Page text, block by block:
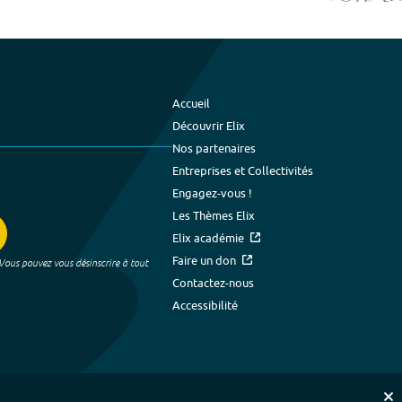
pouvez vous désinscrire à tout
Accueil
Découvrir Elix
Nos partenaires
Entreprises et Collectivités
Engagez-vous !
Les Thèmes Elix
Elix académie
Faire un don
Contactez-nous
Accessibilité